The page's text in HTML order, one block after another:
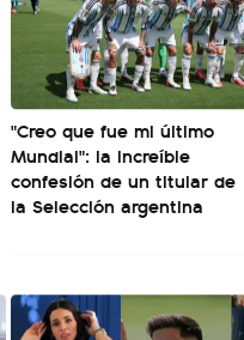
"Creo que fue mi último
Mundial": la increíble
confesión de un titular de
la Selección argentina